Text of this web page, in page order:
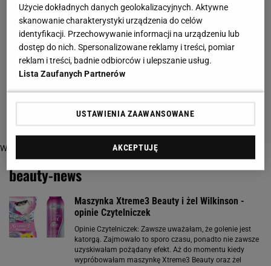
beauty-news
Maszynka Xtreme3 Beauty i żel Wilkinson -
opinie Czytelniczek
Opinie Czytelniczek: Zawsze uważałam, że golenie jest
katorgą. Zajmowało to sporo czasu, ponadto nie zawsze
uzyskiwałam pożądany efekt. Aż do momentu kiedy
wypróbowałam maszynkę Xtreme3 Beauty oraz żel
Użycie dokładnych danych geolokalizacyjnych. Aktywne
skanowanie charakterystyki urządzenia do celów
identyfikacji. Przechowywanie informacji na urządzeniu lub
dostęp do nich. Spersonalizowane reklamy i treści, pomiar
reklam i treści, badnie odbiorców i ulepszanie usług.
Lista Zaufanych Partnerów
USTAWIENIA ZAAWANSOWANE
AKCEPTUJĘ